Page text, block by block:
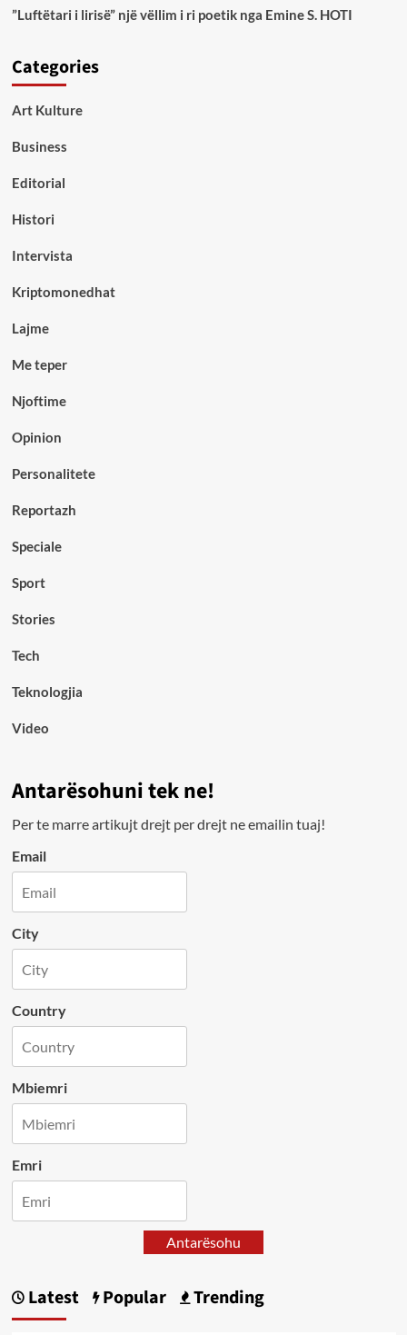
”Luftëtari i lirisë” një vëllim i ri poetik nga Emine S. HOTI
Categories
Art Kulture
Business
Editorial
Histori
Intervista
Kriptomonedhat
Lajme
Me teper
Njoftime
Opinion
Personalitete
Reportazh
Speciale
Sport
Stories
Tech
Teknologjia
Video
Antarësohuni tek ne!
Per te marre artikujt drejt per drejt ne emailin tuaj!
Email
City
Country
Mbiemri
Emri
Antarësohu
Latest Popular Trending